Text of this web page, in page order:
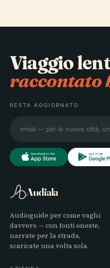
Viaggio
raccontato
RESTA AGGIORNATO
Audiala
Audioguide per come vaghi
davvero — con fonti oneste,
narrate per la strada,
scaricate una volta sola.